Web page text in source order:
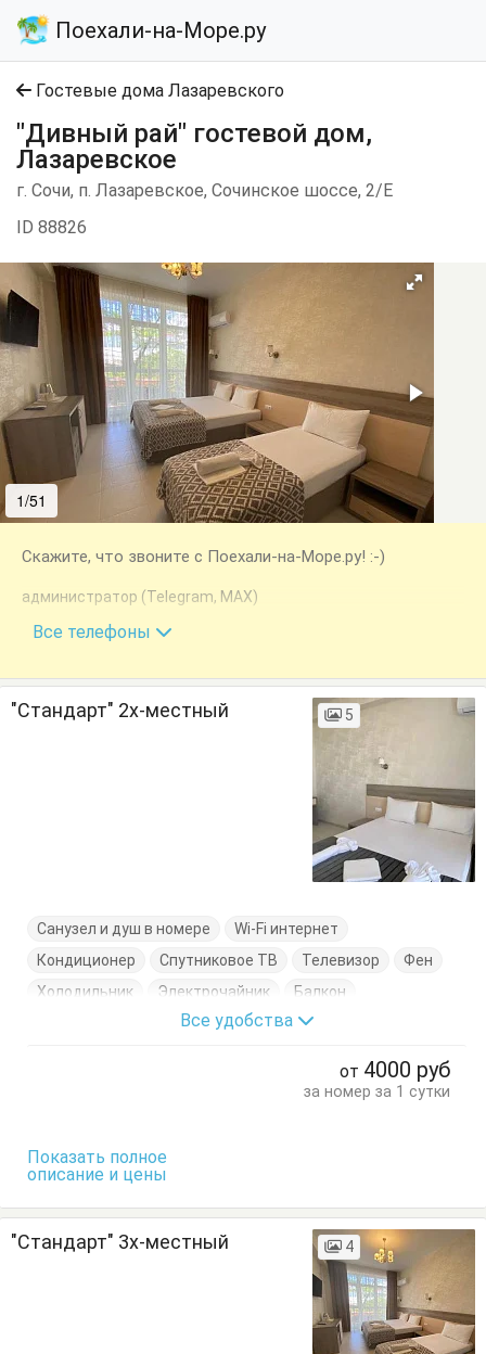
Поехали-на-Море.ру
Гостевые дома Лазаревского
"Дивный рай" гостевой дом,
Лазаревское
г. Сочи, п. Лазаревское, Сочинское шоссе, 2/Е
ID 88826
1/51
Скажите, что звоните с Поехали-на-Море.ру! :-)
администратор (Telegram, MAX)
+7 (988) 282-58-40
Все телефоны
"Стандарт" 2х-местный 5
Санузел и душ в номере
Wi-Fi интернет
Кондиционер
Спутниковое ТВ Телевизор
Фен
Холодильник
Электрочайник
Балкон
Кровати односпальные
Кровать двуспальная
Все удобства
от 4000 руб
за номер за 1 сутки
Показать полное
описание и цены
"Стандарт" 3х-местный 4